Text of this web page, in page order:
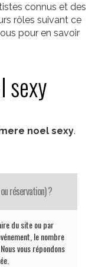
connus et des
rôles suivant ce
pour en savoir
sexy
noel sexy.
réservation) ?
du site ou par
le nombre
vous répondons